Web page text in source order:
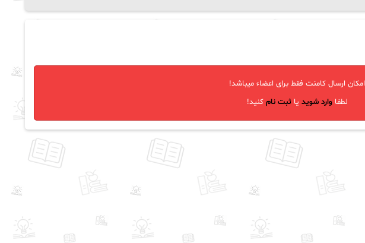
امکان ارسال کامنت فقط برای اعضاء میباشد!
لطفاوارد شوید یاثبت نام کنید!